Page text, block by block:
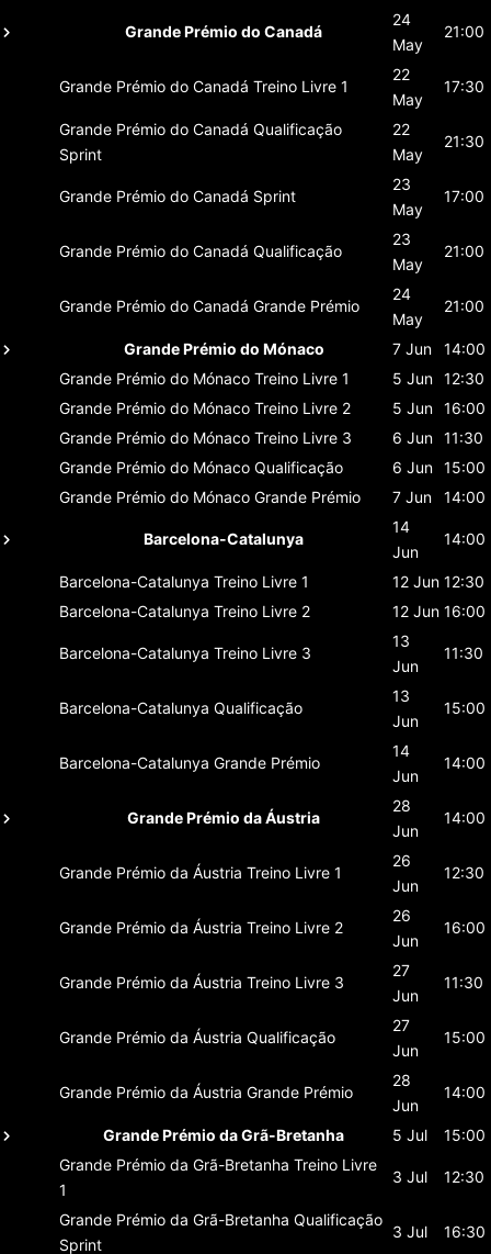
Grande Prémio do Canadá
24
May
21:00
Grande Prémio do Canadá Treino Livre 1
22
May
17:30
Grande Prémio do Canadá Qualificação
Sprint
22
May
21:30
Grande Prémio do Canadá Sprint
23
May
17:00
Grande Prémio do Canadá Qualificação
23
May
21:00
Grande Prémio do Canadá Grande Prémio
24
May
21:00
Grande Prémio do Mónaco 7 Jun
14:00
Grande Prémio do Mónaco Treino Livre 1 5 Jun 12:30
Grande Prémio do Mónaco Treino Livre 2 5 Jun 16:00
Grande Prémio do Mónaco Treino Livre 3 6 Jun 11:30
Grande Prémio do Mónaco Qualificação 6 Jun 15:00
Grande Prémio do Mónaco Grande Prémio 7 Jun 14:00
Barcelona-Catalunya
14
Jun
14:00
Barcelona-Catalunya Treino Livre 1 12 Jun 12:30
Barcelona-Catalunya Treino Livre 2 12 Jun 16:00
Barcelona-Catalunya Treino Livre 3
13
Jun
11:30
Barcelona-Catalunya Qualificação
13
Jun
15:00
Barcelona-Catalunya Grande Prémio
14
Jun
14:00
Grande Prémio da Áustria
28
Jun
14:00
Grande Prémio da Áustria Treino Livre 1
26
Jun
12:30
Grande Prémio da Áustria Treino Livre 2
26
Jun
16:00
Grande Prémio da Áustria Treino Livre 3
27
Jun
11:30
Grande Prémio da Áustria Qualificação
27
Jun
15:00
Grande Prémio da Áustria Grande Prémio
28
Jun
14:00
Grande Prémio da Grã-Bretanha 5 Jul
15:00
Grande Prémio da Grã-Bretanha Treino Livre
1
3 Jul 12:30
Grande Prémio da Grã-Bretanha Qualificação
Sprint
3 Jul 16:30